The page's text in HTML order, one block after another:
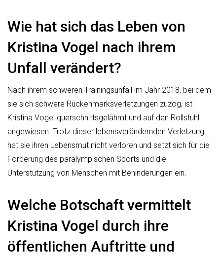
Wie hat sich das Leben von
Kristina Vogel nach ihrem
Unfall verändert?
Nach ihrem schweren Trainingsunfall im Jahr 2018, bei dem
sie sich schwere Rückenmarksverletzungen zuzog, ist
Kristina Vogel querschnittsgelähmt und auf den Rollstuhl
angewiesen. Trotz dieser lebensverändernden Verletzung
hat sie ihren Lebensmut nicht verloren und setzt sich für die
Förderung des paralympischen Sports und die
Unterstützung von Menschen mit Behinderungen ein.
Welche Botschaft vermittelt
Kristina Vogel durch ihre
öffentlichen Auftritte und